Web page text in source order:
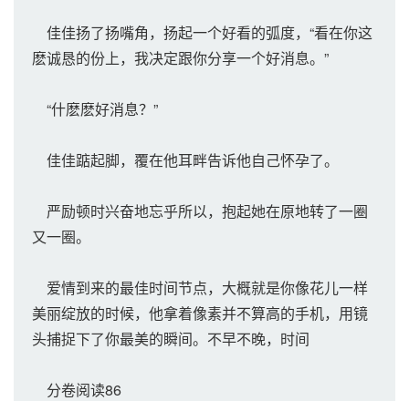
佳佳扬了扬嘴角，扬起一个好看的弧度，“看在你这
麽诚恳的份上，我决定跟你分享一个好消息。”
“什麽麽好消息？”
佳佳踮起脚，覆在他耳畔告诉他自己怀孕了。
严励顿时兴奋地忘乎所以，抱起她在原地转了一圈
又一圈。
爱情到来的最佳时间节点，大概就是你像花儿一样
美丽绽放的时候，他拿着像素并不算高的手机，用镜
头捕捉下了你最美的瞬间。不早不晚，时间
分卷阅读86